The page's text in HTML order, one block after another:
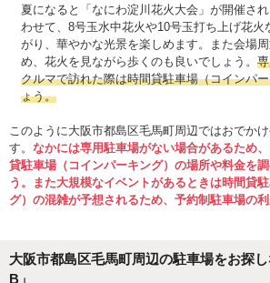
夏になると「なにわ淀川花火大会」が開催さ
わせて、8号玉水中花火や10号玉打ち上げ花火
がり、華やかな光景を楽しめます。また会場
め、花火を見ながら歩くのも良いでしょう。
クルマで訪れた際は時間貸駐車場（コインパ
ょう。
このように大阪市都島区毛馬町周辺ではおでか
す。 なかには専用駐車場がない場合があるため
貸駐車場（コインパーキング）の場所や料金を
う。また大規模なイベントがあるときは時間貸
グ）の混雑が予想されるため、予約制駐車場の利
大阪市都島区毛馬町周辺の駐車場をお探
B」